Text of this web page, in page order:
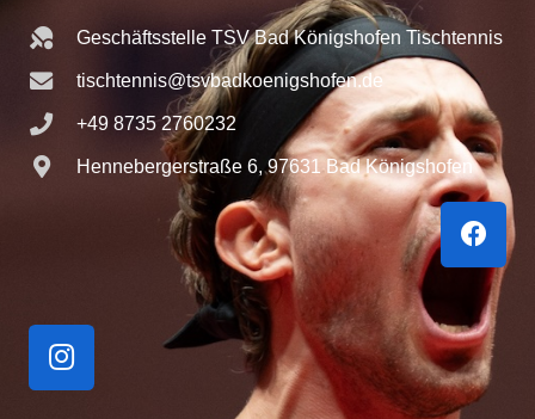
Geschäftsstelle TSV Bad Königshofen Tischtennis
tischtennis@tsvbadkoenigshofen.de
+49 8735 2760232
Hennebergerstraße 6, 97631 Bad Königshofen